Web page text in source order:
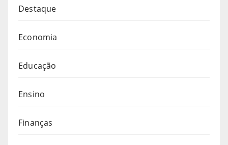
Destaque
Economia
Educação
Ensino
Finanças